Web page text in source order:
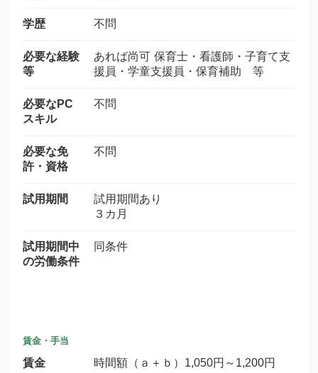
学歴 不問
必要な経験
等
あれば尚可 保育士・看護師・子育て支
援員・学童支援員・保育補助 等
必要なPC
スキル
不問
必要な免
許・資格
不問
試用期間
試用期間あり
３カ月
試用期間中
の労働条件
同条件
賃金・手当
賃金 時間額（ａ＋ｂ）1,050円～1,200円